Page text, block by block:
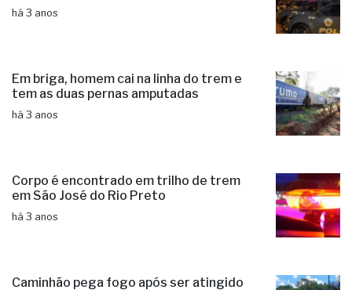
há 3 anos
Em briga, homem cai na linha do trem e
tem as duas pernas amputadas
há 3 anos
Corpo é encontrado em trilho de trem
em São José do Rio Preto
há 3 anos
Caminhão pega fogo após ser atingido